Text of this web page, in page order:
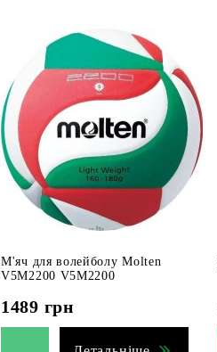
М'яч для волейболу Molten
V5M2200 V5M2200
1489 грн